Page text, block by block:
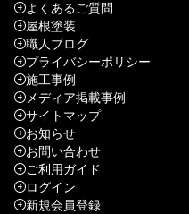
よくあるご質問
屋根塗装
職人ブログ
プライバシーポリシー
施工事例
メディア掲載事例
サイトマップ
お知らせ
お問い合わせ
ご利用ガイド
ログイン
新規会員登録